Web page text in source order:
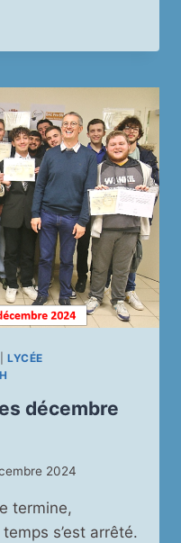
|LYCÉE
décembre
2024
termine,
s’est arrêté.